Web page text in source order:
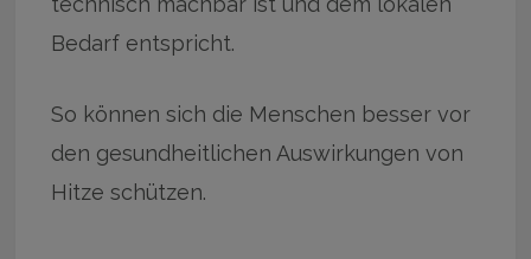
Bedarf entspricht.
So können sich die Menschen besser vor
den gesundheitlichen Auswirkungen von
Hitze schützen.